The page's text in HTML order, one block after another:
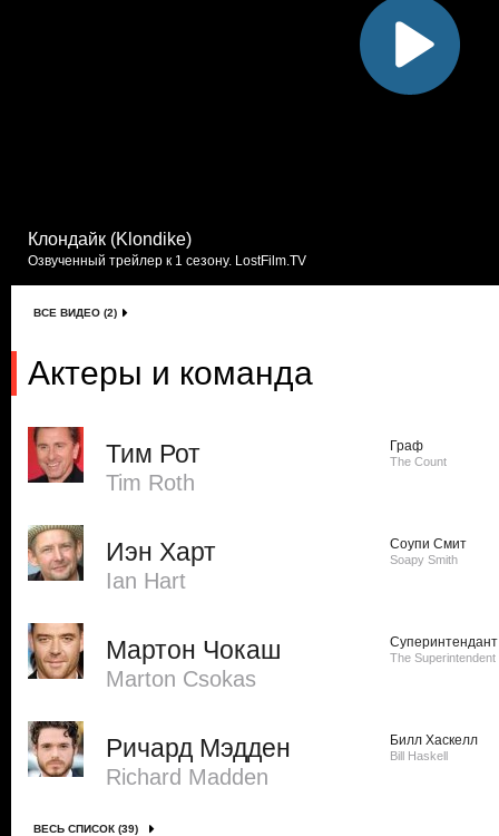
Клондайк (Klondike)
Озвученный трейлер к 1 сезону. LostFilm.TV
ВСЕ ВИДЕО (2)
Актеры и команда
Тим Рот
Tim Roth
Граф
The Count
Иэн Харт
Ian Hart
Соупи Смит
Soapy Smith
Мартон Чокаш
Marton Csokas
Суперинтендант
The Superintendent
Ричард Мэдден
Richard Madden
Билл Хаскелл
Bill Haskell
ВЕСЬ СПИСОК (39)